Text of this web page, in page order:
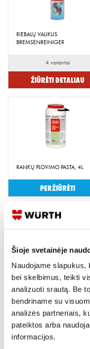
Šioje svetainėje
Naudojame slapukus,
bei skelbimus, teikti
analizuoti srautą. Be
bendriname su
analizės partneriais,
pateiktos arba
informacijos.
RIEBALŲ VALIKLIS
BREMSENREINIGER
4 variantai
Žiūrėti detaliau
RANKŲ PLOVIMO PASTA, 4L
Peržiūrėti
LIPDUKŲ TIRPDIKLIS
Peržiūrėti